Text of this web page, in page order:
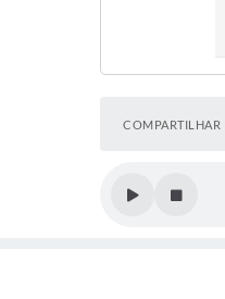
COMPARTILHAR